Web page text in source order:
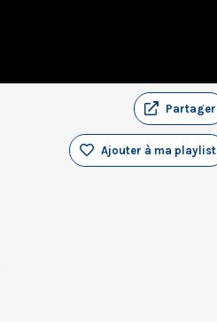
Partager
Ajouter à ma playlist